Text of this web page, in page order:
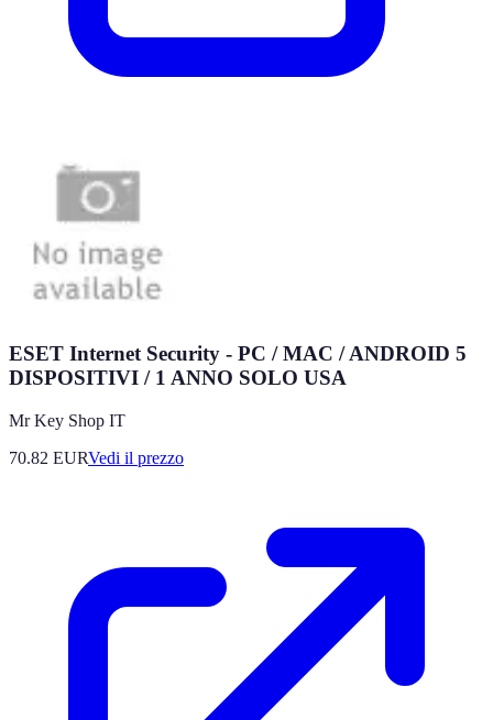
ESET Internet Security - PC / MAC / ANDROID 5
DISPOSITIVI / 1 ANNO SOLO USA
Mr Key Shop IT
70.82 EURVedi il prezzo